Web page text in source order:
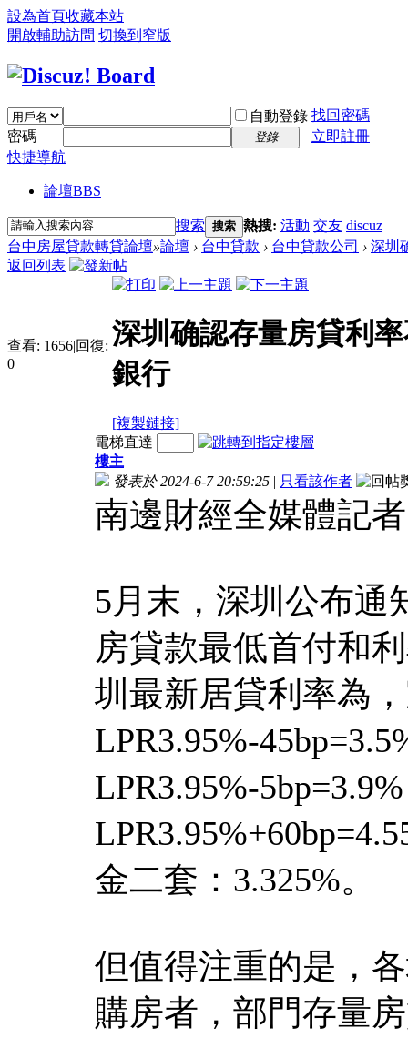
設為首頁收藏本站
開啟輔助訪問 切換到窄版
自動登錄 找回密碼
密碼
登錄
立即註冊
快捷導航
論壇BBS
搜索 搜索 熱搜: 活動 交友 discuz
台中房屋貸款轉貸論壇»論壇 › 台中貸款 › 台中貸款公司 › 深圳
返回列表
查看: 1656|回復:
0
深圳确認存量房貸利
銀行
[複製鏈接]
電梯直達
樓主
發表於 2024-6-7 20:59:25 | 只看該作者
南邊財經全媒體記
5月末，深圳公布通
房貸款最低首付和
圳最新居貸利率為
LPR3.95%-
LPR3.95%-
金二套：3.325%。
但值得注重的是，
購房者，部門存量